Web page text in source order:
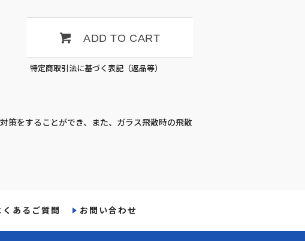
ADD TO CART
特定商取引法に基づく表記（返品等）
策をすることができ、また、ガラス飛散時の飛散
くあるご質問 お問い合わせ